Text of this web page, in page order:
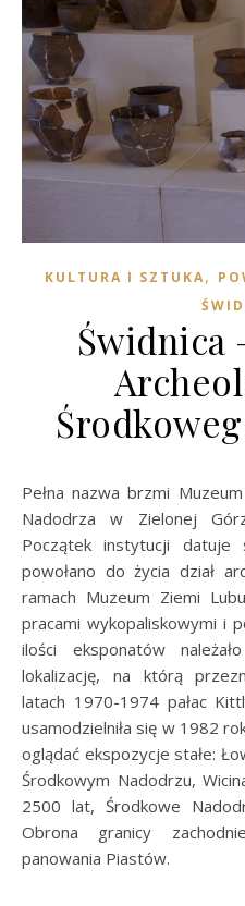
KULTURA I SZTUKA,
Świdnica
Pełna nazwa brzmi Muzeum Archeologiczne Środkowego
Nadodrza w Zielonej
Początek instytucji
powołano do życia dział
ramach Muzeum Ziemi
pracami wykopaliskowymi i
ilości eksponatów
lokalizację, na którą
latach 1970-1974 pałac
usamodzielniła się w 1982
oglądać ekspozycje stałe:
Środkowym Nadodrzu,
2500 lat, Środkowe
Obrona granicy
panowania Piastów.